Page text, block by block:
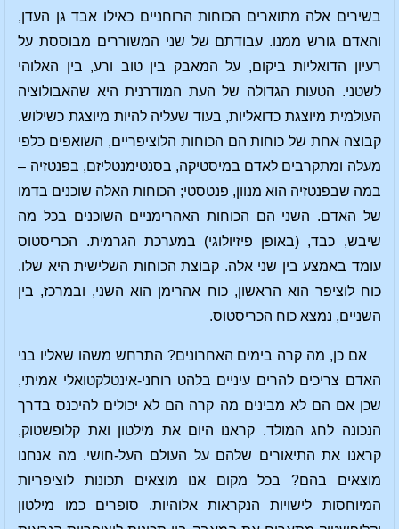
בשירים אלה מתוארים הכוחות הרוחניים כאילו אבד גן העדן,
והאדם גורש ממנו. עבודתם של שני המשוררים מבוססת על
רעיון הדואליות ביקום, על המאבק בין טוב ורע, בין האלוהי
לשטני. הטעות הגדולה של העת המודרנית היא שהאבולוציה
העולמית מיוצגת כדואליות, בעוד שעליה להיות מיוצגת כשילוש.
קבוצה אחת של כוחות הם הכוחות הלוציפריים, השואפים כלפי
מעלה ומתקרבים לאדם במיסטיקה, בסנטימנטליזם, בפנטזיה –
במה שבפנטזיה הוא מנוון, פנטסטי; הכוחות האלה שוכנים בדמו
של האדם. השני הם הכוחות האהרימניים השוכנים בכל מה
שיבש, כבד, (באופן פיזיולוגי) במערכת הגרמית. הכריסטוס
עומד באמצע בין שני אלה. קבוצת הכוחות השלישית היא שלו.
כוח לוציפר הוא הראשון, כוח אהרימן הוא השני, ובמרכז, בין
השניים, נמצא כוח הכריסטוס.
אם כן, מה קרה בימים האחרונים? התרחש משהו שאליו בני
האדם צריכים להרים עיניים בלהט רוחני-אינטלקטואלי אמיתי,
שכן אם הם לא מבינים מה קרה הם לא יכולים להיכנס בדרך
הנכונה לחג המולד. קראנו היום את מילטון ואת קלופשטוק,
קראנו את התיאורים שלהם על העולם העל-חושי. מה אנחנו
מוצאים בהם? בכל מקום אנו מוצאים תכונות לוציפריות
המיוחסות לישויות הנקראות אלוהיות. סופרים כמו מילטון